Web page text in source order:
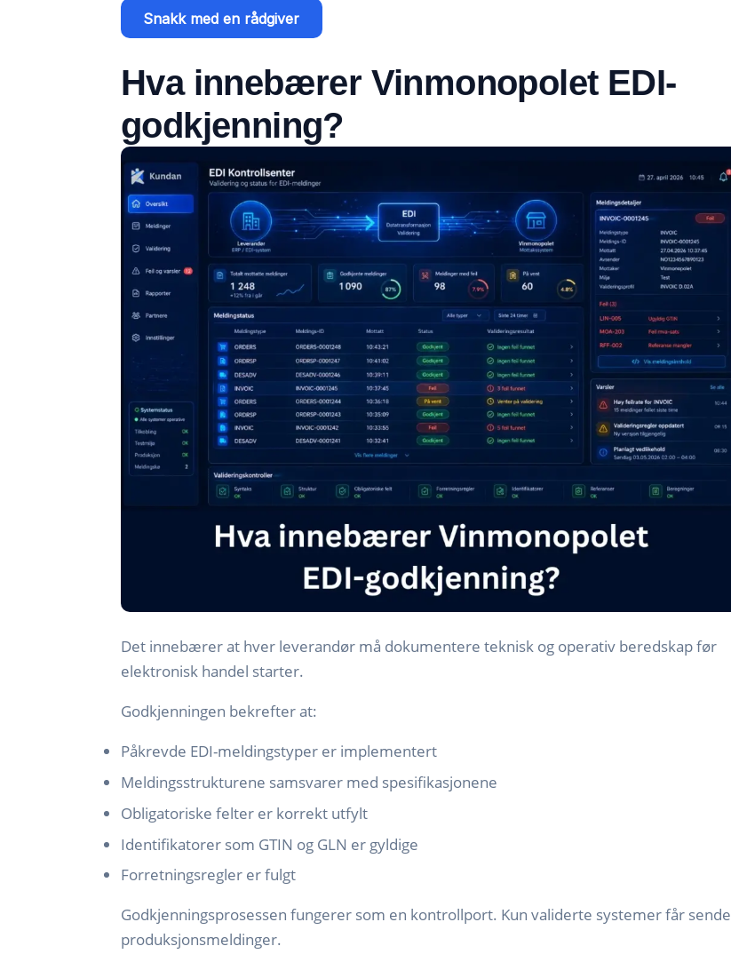
Snakk med en rådgiver
Hva innebærer Vinmonopolet EDI-
godkjenning?
Det innebærer at hver leverandør må dokumentere teknisk og operativ beredskap før
elektronisk handel starter.
Godkjenningen bekrefter at:
Påkrevde EDI-meldingstyper er implementert
Meldingsstrukturene samsvarer med spesifikasjonene
Obligatoriske felter er korrekt utfylt
Identifikatorer som GTIN og GLN er gyldige
Forretningsregler er fulgt
Godkjenningsprosessen fungerer som en kontrollport. Kun validerte systemer får sende
produksjonsmeldinger.